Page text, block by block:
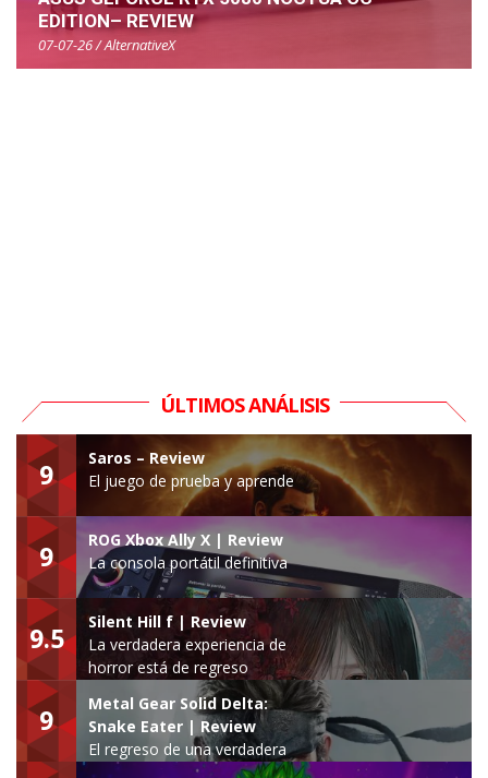
EDITION– REVIEW
07-07-26 / AlternativeX
ÚLTIMOS ANÁLISIS
9
Saros – Review
El juego de prueba y aprende
9
ROG Xbox Ally X | Review
La consola portátil definitiva
9.5
Silent Hill f | Review
La verdadera experiencia de
horror está de regreso
9
Metal Gear Solid Delta:
Snake Eater | Review
El regreso de una verdadera
leyenda